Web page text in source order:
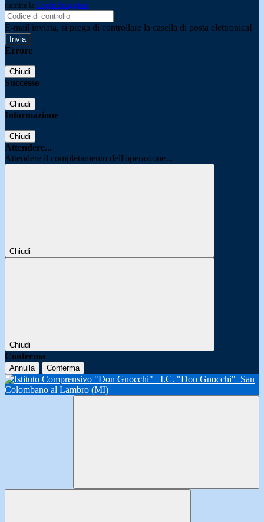
tramite la Login Spaggiari
E-mail inviata, si prega di controllare la casella di posta elettronica!
Errore
Chiudi
Successo
Chiudi
Informazione
Chiudi
Attendere...
Attendere il completamento dell'operazione...
Chiudi
Chiudi
Conferma
Annulla Conferma
I.C. "Don Gnocchi" San
Colombano al Lambro (MI)